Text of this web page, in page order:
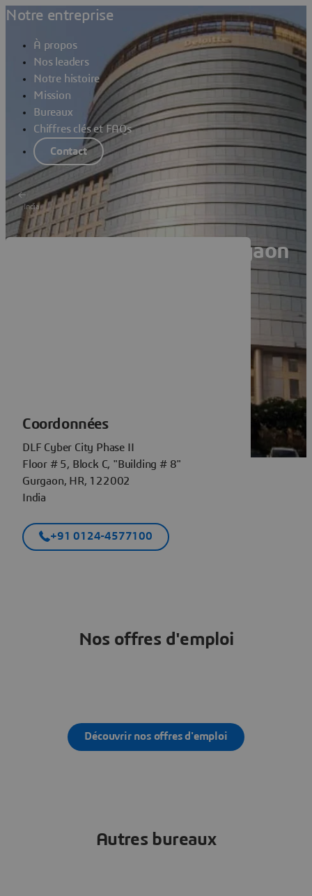
Notre entreprise
À propos
Nos leaders
Notre histoire
Mission
Bureaux
Chiffres clés et FAQs
Contact
India
Dassault Systèmes Gurgaon
Coordonnées
DLF Cyber City Phase II
Floor # 5, Block C, "Building # 8"
Gurgaon, HR, 122002
India
+91 0124-4577100
Nos offres d'emploi
Découvrir nos offres d'emploi
Autres bureaux